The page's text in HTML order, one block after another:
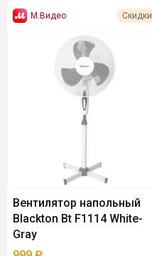
М.Видео Скидки
Вентилятор напольный
Blackton Bt F1114 White-
Gray